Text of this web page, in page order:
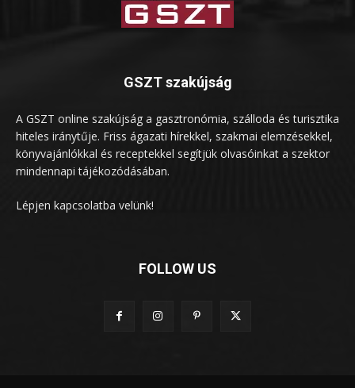
GSZT szakújság
A GSZT online szakújság a gasztronómia, szálloda és turisztika
hiteles iránytűje. Friss ágazati hírekkel, szakmai elemzésekkel,
könyvajánlókkal és receptekkel segítjük olvasóinkat a szektor
mindennapi tájékozódásában.
Lépjen kapcsolatba velünk!
FOLLOW US